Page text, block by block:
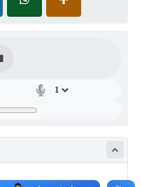
Orçamentárias -